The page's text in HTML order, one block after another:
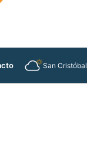
San Cristóbal